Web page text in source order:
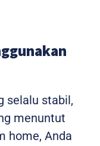
selalu stabil,
menuntut
home, Anda